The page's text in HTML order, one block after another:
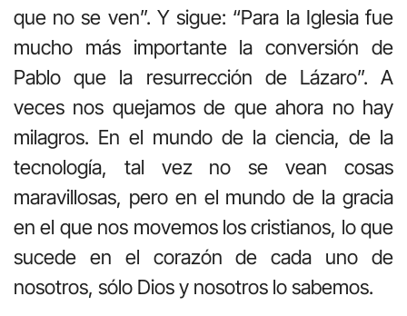
que no se ven”. Y sigue: “Para la Iglesia fue
mucho más importante la conversión de
Pablo que la resurrección de Lázaro”. A
veces nos quejamos de que ahora no hay
milagros. En el mundo de la ciencia, de la
tecnología, tal vez no se vean cosas
maravillosas, pero en el mundo de la gracia
en el que nos movemos los cristianos, lo que
sucede en el corazón de cada uno de
nosotros, sólo Dios y nosotros lo sabemos.